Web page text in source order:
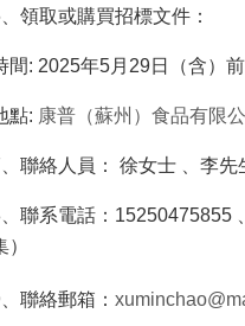
、領取或購買招標文件：
間: 2025年5月 29日（含）
點: 康普（蘇州）食品有限
、聯絡人員： 徐女士 、李先
、聯系電話： 15250475855
）
、聯絡郵箱：